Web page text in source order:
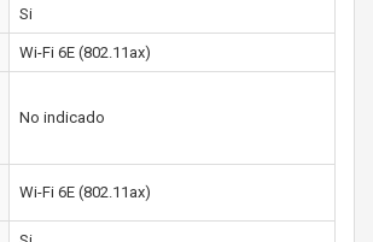
Si
Wi-Fi 6E (802.11ax)
No indicado
Wi-Fi 6E (802.11ax)